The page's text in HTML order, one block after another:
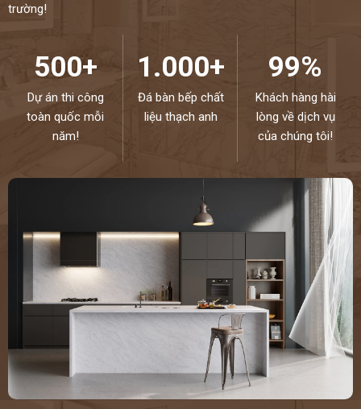
trường!
500+
Dự án thi công
toàn quốc mỗi
năm!
1.000+
Đá bàn bếp chất
liệu thạch anh
99%
Khách hàng hài
lòng về dịch vụ
của chúng tôi!